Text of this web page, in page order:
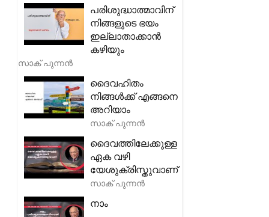
പരിശുദ്ധാത്മാവിന്
നിങ്ങളുടെ ഭയം
ഇല്ലാതാക്കാൻ
കഴിയും
സാക് പുന്നൻ
ദൈവഹിതം
നിങ്ങൾക്ക് എങ്ങനെ
അറിയാം
സാക് പുന്നൻ
ദൈവത്തിലേക്കുള്ള
ഏക വഴി
യേശുക്രിസ്തുവാണ്
സാക് പുന്നൻ
നാം